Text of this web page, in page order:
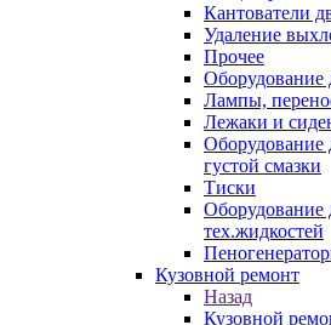
Кантователи
Удаление
Прочее
Оборудование
Лампы,
Лежаки и
Оборудование
густой смазки
Тиски
Оборудование
тех.жидкостей
Кузовной ремонт
Назад
Кузовной